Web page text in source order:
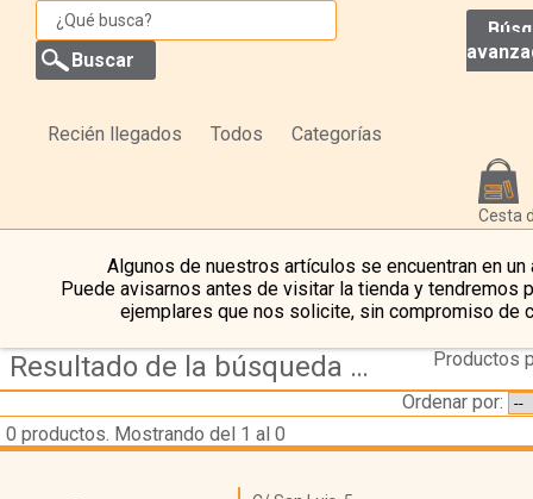
Recién llegados Todos Categorías
Cesta
Algunos de nuestros artículos se encuentran en un
Puede avisarnos antes de visitar la tienda y tendremos
ejemplares que nos solicite, sin compromiso de
Resultado de la búsqueda de editorial najera
Productos
Ordenar por:
0 productos. Mostrando del 1 al 0